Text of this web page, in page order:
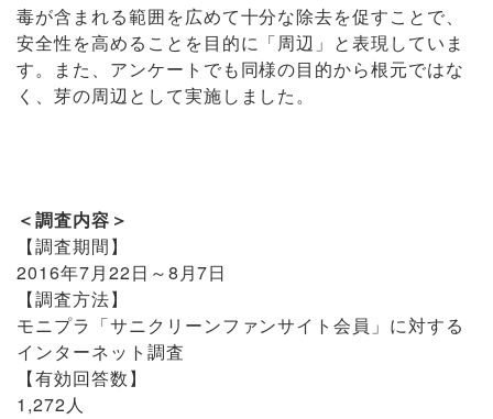
毒が含まれる範囲を広めて十分な除去を促すことで、
安全性を高めることを目的に「周辺」と表現していま
す。また、アンケートでも同様の目的から根元ではな
く、芽の周辺として実施しました。
＜調査内容＞
【調査期間】
2016年7月22日～8月7日
【調査方法】
モニプラ「サニクリーンファンサイト会員」に対する
インターネット調査
【有効回答数】
1,272人